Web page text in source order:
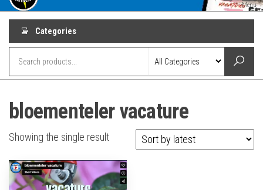
ondernemers
Menu
Categories
bloementeler vacature
Showing the single result